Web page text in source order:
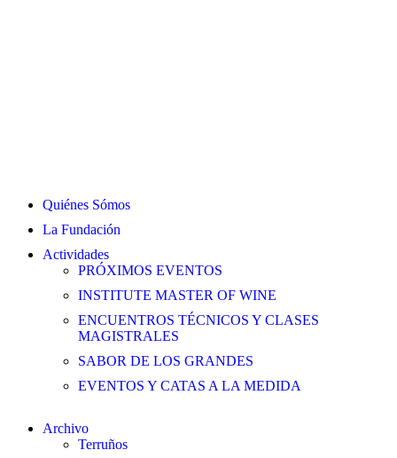
Quiénes Sómos
La Fundación
Actividades
PRÓXIMOS EVENTOS
INSTITUTE MASTER OF WINE
ENCUENTROS TÉCNICOS Y CLASES
MAGISTRALES
SABOR DE LOS GRANDES
EVENTOS Y CATAS A LA MEDIDA
Archivo
Terruños